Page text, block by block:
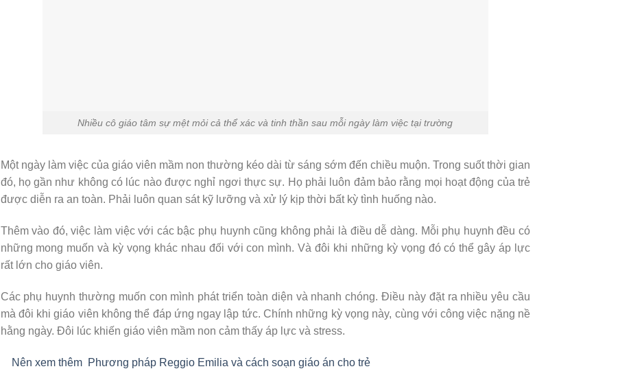
Nhiều cô giáo tâm sự mệt mỏi cả thể xác và tinh thần sau mỗi ngày làm việc tại trường
Một ngày làm việc của giáo viên mầm non thường kéo dài từ sáng sớm đến chiều muộn. Trong suốt thời gian
đó, họ gần như không có lúc nào được nghỉ ngơi thực sự. Họ phải luôn đảm bảo rằng mọi hoạt động của trẻ
được diễn ra an toàn. Phải luôn quan sát kỹ lưỡng và xử lý kịp thời bất kỳ tình huống nào.
Thêm vào đó, việc làm việc với các bậc phụ huynh cũng không phải là điều dễ dàng. Mỗi phụ huynh đều có
những mong muốn và kỳ vọng khác nhau đối với con mình. Và đôi khi những kỳ vọng đó có thể gây áp lực
rất lớn cho giáo viên.
Các phụ huynh thường muốn con mình phát triển toàn diện và nhanh chóng. Điều này đặt ra nhiều yêu cầu
mà đôi khi giáo viên không thể đáp ứng ngay lập tức. Chính những kỳ vọng này, cùng với công việc nặng nề
hằng ngày. Đôi lúc khiến giáo viên mầm non cảm thấy áp lực và stress.
Nên xem thêm Phương pháp Reggio Emilia và cách soạn giáo án cho trẻ